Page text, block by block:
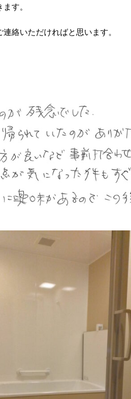
す。
絡いただければと思います。